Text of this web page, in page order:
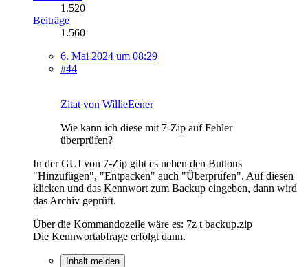
1.520
Beiträge
1.560
6. Mai 2024 um 08:29
#44
Zitat von WillieEener
Wie kann ich diese mit 7-Zip auf Fehler
überprüfen?
In der GUI von 7-Zip gibt es neben den Buttons
"Hinzufügen", "Entpacken" auch "Überprüfen". Auf diesen
klicken und das Kennwort zum Backup eingeben, dann wird
das Archiv geprüft.
Über die Kommandozeile wäre es: 7z t backup.zip
Die Kennwortabfrage erfolgt dann.
Inhalt melden